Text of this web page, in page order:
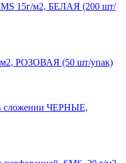
15г/м2, БЕЛАЯ (200 шт/
м2, РОЗОВАЯ (50 шт/упак)
сложении ЧЕРНЫЕ,